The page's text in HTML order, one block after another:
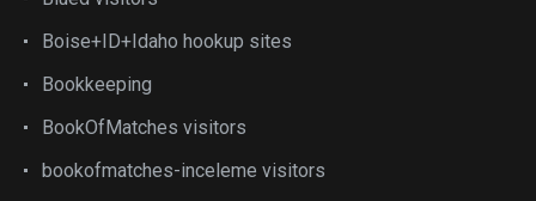
Boise+ID+Idaho hookup sites
Bookkeeping
BookOfMatches visitors
bookofmatches-inceleme visitors